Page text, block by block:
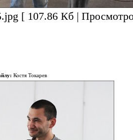
[ 107.86 Кб |
Костя Токарев